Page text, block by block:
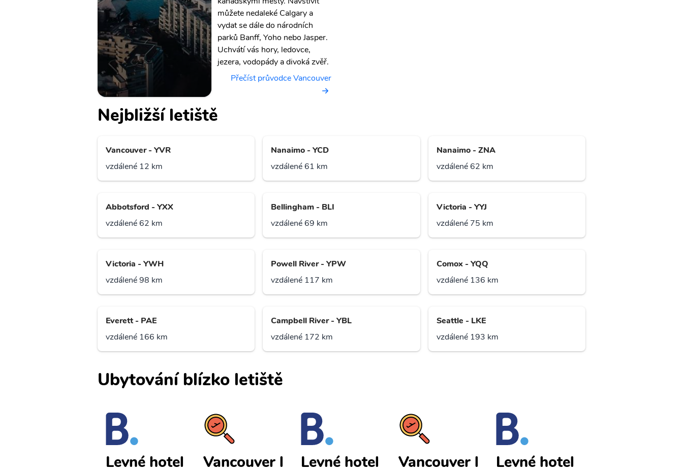
můžete nedaleké Calgary a
vydat se dále do národních
parků Banff, Yoho nebo Jasper.
Uchvátí vás hory, ledovce,
jezera, vodopády a divoká zvěř.
Přečíst průvodce Vancouver
Nejbližší letiště
Vancouver - YVR
vzdálené 12 km
Nanaimo - YCD
vzdálené 61 km
Nanaimo - ZNA
vzdálené 62 km
Abbotsford - YXX
vzdálené 62 km
Bellingham - BLI
vzdálené 69 km
Victoria - YYJ
vzdálené 75 km
Victoria - YWH
vzdálené 98 km
Powell River - YPW
vzdálené 117 km
Comox - YQQ
vzdálené 136 km
Everett - PAE
vzdálené 166 km
Campbell River - YBL
vzdálené 172 km
Seattle - LKE
vzdálené 193 km
Ubytování blízko letiště
Levné hotel
Vancouver l
Levné hotel
Vancouver l
Levné hotel